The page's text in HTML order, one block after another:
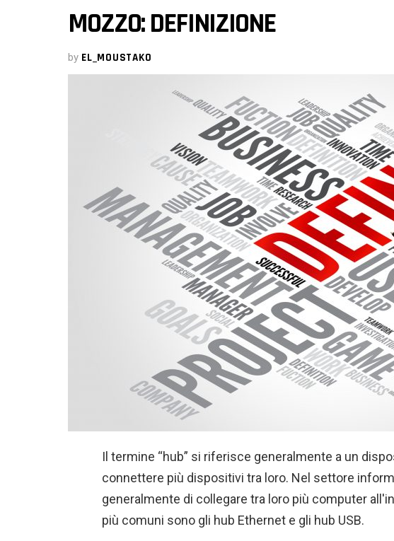
MOZZO: DEFINIZIONE
by EL_MOUSTAKO
Il termine “hub” si riferisce generalmente a un
connettere più dispositivi tra loro. Nel settore
generalmente di collegare tra loro più computer
più comuni sono gli hub Ethernet e gli hub USB.